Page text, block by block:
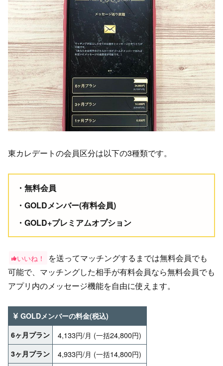
東カレデートの会員区分は以下の3種類です。
無料会員
GOLDメンバー(有料会員)
GOLD+プレミアムオプション
いいね！
を送ってマッチングするまでは無料会員でも
可能で、マッチングした相手が有料会員なら無料会員でも
アプリ内のメッセージ機能を自由に使えます。
GOLDメンバーの料金(税込)
6ヶ月プラン
4,133円/月 (一括24,800円)
3ヶ月プラン 4,933円/月 (一括14,800円)